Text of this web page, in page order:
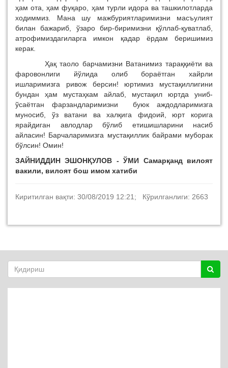
ҳам ота, ҳам фуқаро, ҳам турли идора ва ташкилотларда
ходиммиз. Мана шу мажбуриятларимизни масъулият
билан бажариб, ўзаро бир-биримизни қўллаб-қуватлаб,
атрофимиздагиларга имкон қадар ёрдам беришимиз
керак.
Ҳақ таоло барчамизни Ватанимиз тараққиёти ва
фаровонлиги йўлида олиб бораётган хайрли
ишларимизга ривож берсин! юртимиз мустақиллигини
бундан ҳам мустаҳкам айлаб, мустақил юртда униб-
ўсаётган фарзандларимизни буюк аждодларимизга
муносиб, ўз ватани ва халқига фидоий, юрт корига
ярайдиган авлодлар бўлиб етишишларини насиб
айласин! Барчаларимизга мустақиллик байрами муборак
бўлсин! Омин!
ЗАЙНИДДИН ЭШОНҚУЛОВ - ЎМИ Самарқанд вилоят
вакили, вилоят бош имом хатиби
Киритилган вақти: 30/08/2019 12:21; Кўрилганлиги: 2663